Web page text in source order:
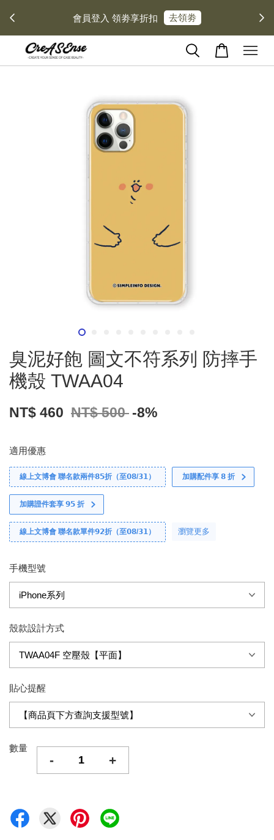
會員登入 領劵享折扣 去領劵
臭泥好飽 圖文不符系列 防摔手
機殼 TWAA04
NT$ 460 NT$ 500 -8%
適用優惠
線上文博會 聯名款兩件𝟴𝟱折（至𝟬𝟴/𝟯𝟭） 加購配件享 𝟴 折
加購證件套享 𝟵𝟱 折
線上文博會 聯名款單件𝟵𝟮折（至𝟬𝟴/𝟯𝟭） 瀏覽更多
手機型號
殼款設計方式
貼心提醒
數量
- +